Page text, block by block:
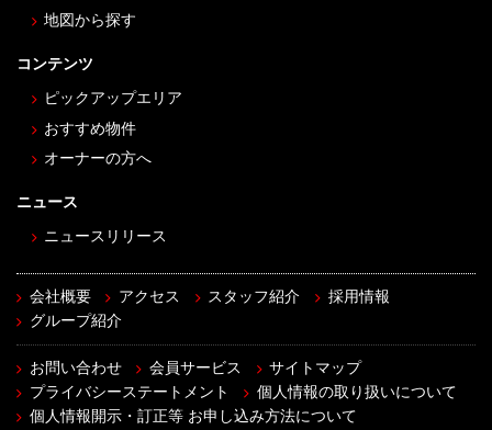
地図から探す
コンテンツ
ピックアップエリア
おすすめ物件
オーナーの方へ
ニュース
ニュースリリース
会社概要 アクセス スタッフ紹介
採用情報
グループ紹介
お問い合わせ 会員サービス
サイトマップ
プライバシーステートメント
個人情報の取り扱いについて
個人情報開示・訂正等 お申し込み方法について